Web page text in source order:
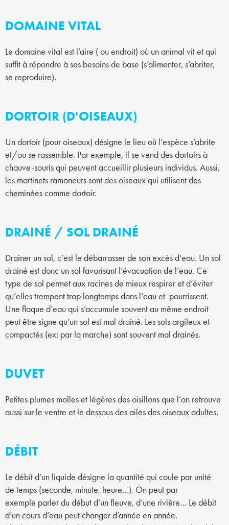
DOMAINE VITAL
Le domaine vital est l’aire ( ou endroit) où un animal vit et qui
suffit à répondre à ses besoins de base (s’alimenter, s’abriter,
se reproduire).
DORTOIR (D'OISEAUX)
Un dortoir (pour oiseaux) désigne le lieu où l’espèce s’abrite
et/ou se rassemble. Par exemple, il se vend des dortoirs à
chauve-souris qui peuvent accueillir plusieurs individus. Aussi,
les martinets ramoneurs sont des oiseaux qui utilisent des
cheminées comme dortoir.
DRAINÉ / SOL DRAINÉ
Drainer un sol, c’est le débarrasser de son excès d’eau. Un sol
drainé est donc un sol favorisant l’évacuation de l’eau. Ce
type de sol permet aux racines de mieux respirer et d’éviter
qu’elles trempent trop longtemps dans l’eau et pourrissent.
Une flaque d’eau qui s’accumule souvent au même endroit
peut être signe qu’un sol est mal drainé. Les sols argileux et
compactés (ex: par la marche) sont souvent mal drainés.
DUVET
Petites plumes molles et légères des oisillons que l’on retrouve
aussi sur le ventre et le dessous des ailes des oiseaux adultes.
DÉBIT
Le débit d’un liquide désigne la quantité qui coule par unité
de temps (seconde, minute, heure…). On peut par
exemple parler du début d’un fleuve, d’une rivière… Le débit
d’un cours d’eau peut changer d’année en année.